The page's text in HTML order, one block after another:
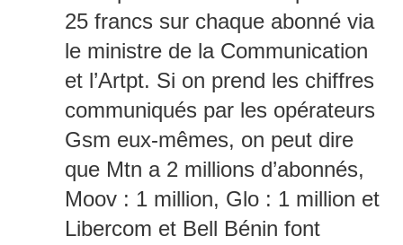
25 francs sur chaque abonné via
le ministre de la Communication
et l’Artpt. Si on prend les chiffres
communiqués par les opérateurs
Gsm eux-mêmes, on peut dire
que Mtn a 2 millions d’abonnés,
Moov : 1 million, Glo : 1 million et
Libercom et Bell Bénin font